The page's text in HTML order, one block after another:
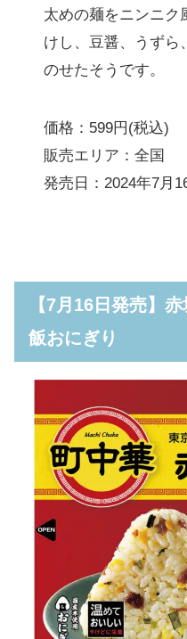
太めの麺をニンニク
けし、豆醤、うずら
のせたそうです。
価格：599円(税込)
販売エリア：全国
発売日：2024年7月
【7月16日発売】
飯おにぎり